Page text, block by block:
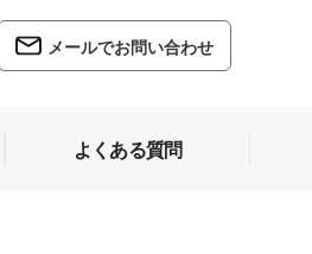
メールでお問い合わせ
よくある質問